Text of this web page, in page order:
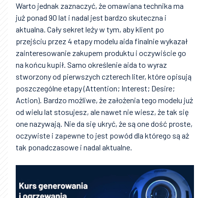
Warto jednak zaznaczyć, że omawiana technika ma
już ponad 90 lat i nadal jest bardzo skuteczna i
aktualna. Cały sekret leży w tym, aby klient po
przejściu przez 4 etapy modelu aida finalnie wykazał
zainteresowanie zakupem produktu i oczywiście go
na końcu kupił. Samo określenie aida to wyraz
stworzony od pierwszych czterech liter, które opisują
poszczególne etapy (Attention; Interest; Desire;
Action). Bardzo możliwe, że założenia tego modelu już
od wielu lat stosujesz, ale nawet nie wiesz, że tak się
one nazywają. Nie da się ukryć, że są one dość proste,
oczywiste i zapewne to jest powód dla którego są aż
tak ponadczasowe i nadal aktualne.